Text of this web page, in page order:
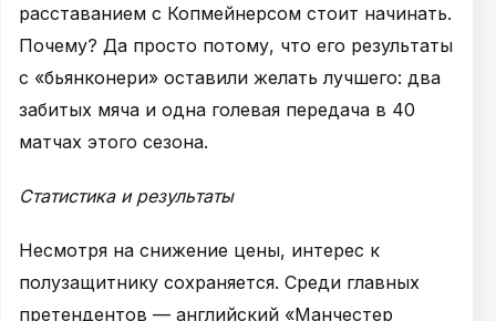
расставанием с Копмейнерсом стоит начинать.
Почему? Да просто потому, что его результаты
с «бьянконери» оставили желать лучшего: два
забитых мяча и одна голевая передача в 40
матчах этого сезона.
Статистика и результаты
Несмотря на снижение цены, интерес к
полузащитнику сохраняется. Среди главных
претендентов — английский «Манчестер